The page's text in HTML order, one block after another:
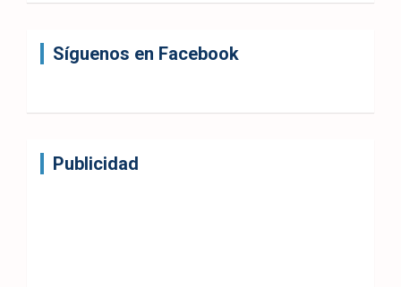
Síguenos en Facebook
Publicidad